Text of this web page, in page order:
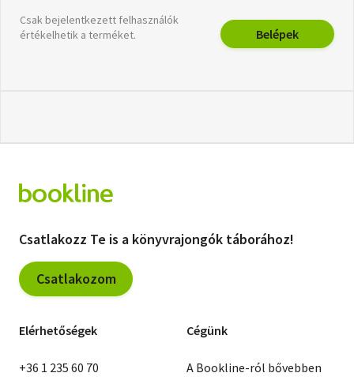
Csak bejelentkezett felhasználók
értékelhetik a terméket.
Belépek
Csatlakozz Te is a könyvrajongók táborához!
Csatlakozom
Elérhetőségek
+36 1 235 60 70
Cégünk
A Bookline-ról bővebben